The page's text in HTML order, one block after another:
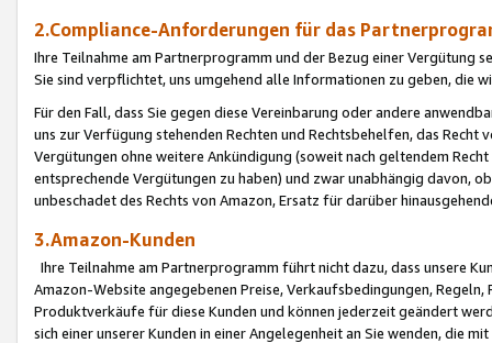
2.Compliance-Anforderungen für das
Ihre Teilnahme am Partnerprogramm und der Bezug einer Vergütung
Sie sind verpflichtet, uns umgehend alle Informationen zu geben, die
Für den Fall, dass Sie gegen diese Vereinbarung oder andere
uns zur Verfügung stehenden Rechten und Rechtsbehelfen, das
Vergütungen ohne weitere Ankündigung (soweit nach geltendem
entsprechende Vergütungen zu haben) und zwar unabhängig davon,
unbeschadet des Rechts von Amazon, Ersatz für darüber
3.Amazon-Kunden
Ihre Teilnahme am Partnerprogramm führt nicht dazu, dass unsere
Amazon-Website angegebenen Preise, Verkaufsbedingungen,
Produktverkäufe für diese Kunden und können jederzeit geändert
sich einer unserer Kunden in einer Angelegenheit an Sie wenden, die